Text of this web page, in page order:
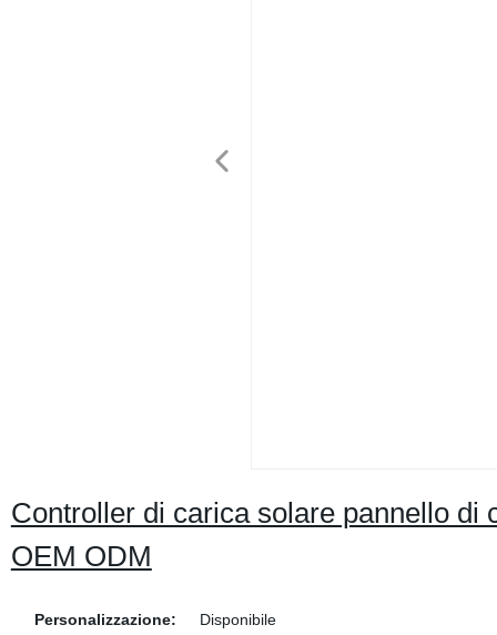
Controller di carica solare pannello
OEM ODM
Personalizzazione:
Disponibile